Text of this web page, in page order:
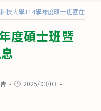
技大學114學年度碩士班暨在職專
度碩士班暨
Post2025/03/03